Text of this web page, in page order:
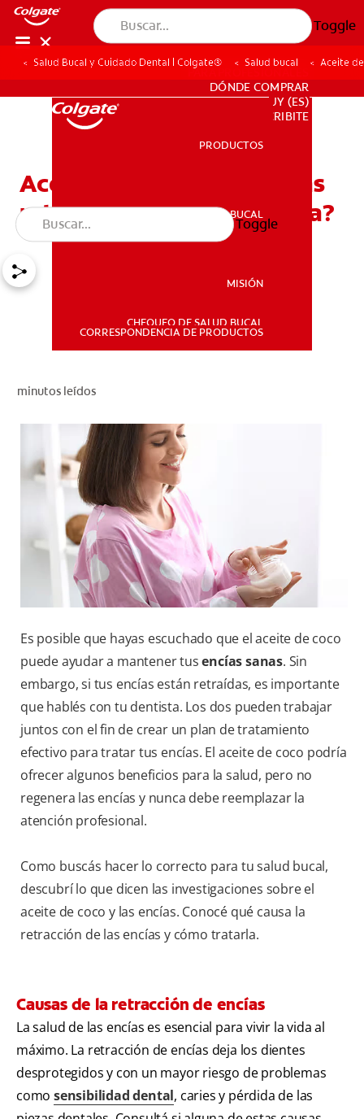
Toggle
SALUD BUCAL
SUSCRIBITE
PARA PROFESIONALES
DÓNDE COMPRAR
UY (ES)
SUSCRIBITE
PRODUCTOS
SALUD BUCAL
MISIÓN
CHEQUEO DE SALUD BUCAL
CORRESPONDENCIA DE PRODUCTOS
Toggle
Salud Bucal y Cuidado Dental | Colgate® Salud bucal Aceite
Aceite de coco para encías
retraídas: ¿Cómo funciona?
minutos leídos
Es posible que hayas escuchado que el aceite de coco
puede ayudar a mantener tusencías sanas. Sin
embargo, si tus encías están retraídas, es importante
que hablés con tu dentista. Los dos pueden trabajar
juntos con el fin de crear un plan de tratamiento
efectivo para tratar tus encías. El aceite de coco podría
ofrecer algunos beneficios para la salud, pero no
regenera las encías y nunca debe reemplazar la
atención profesional.
Como buscás hacer lo correcto para tu salud bucal,
descubrí lo que dicen las investigaciones sobre el
aceite de coco y las encías. Conocé qué causa la
retracción de las encías y cómo tratarla.
Causas de la retracción de encías
La salud de las encías es esencial para vivir la vida al
máximo. La retracción de encías deja los dientes
desprotegidos y con un mayor riesgo de problemas
como sensibilidad dental, caries y pérdida de las